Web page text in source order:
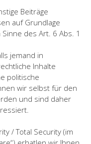
Beiträge
auf Grundlage
des Art. 6 Abs. 1
jemand in
Inhalte
politische
wir selbst für den
und sind daher
/ Total Security (im